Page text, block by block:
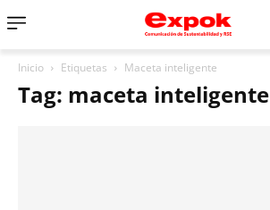
Inicio Etiquetas Maceta inteligente
Tag: maceta inteligente